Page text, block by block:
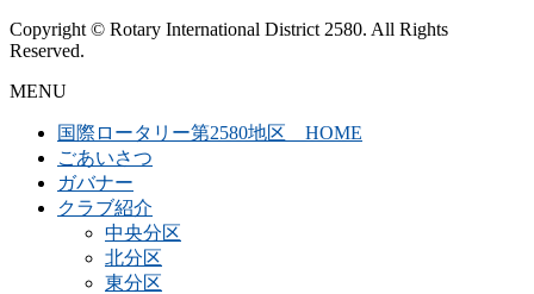
Copyright © Rotary International District 2580. All Rights
Reserved.
MENU
国際ロータリー第2580地区 HOME
ごあいさつ
ガバナー
クラブ紹介
中央分区
北分区
東分区